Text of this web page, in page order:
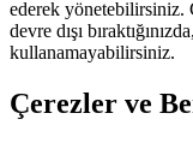
ederek yönetebilirsiniz.
devre dışı
kullanamayabilirsiniz.
Çerezler ve